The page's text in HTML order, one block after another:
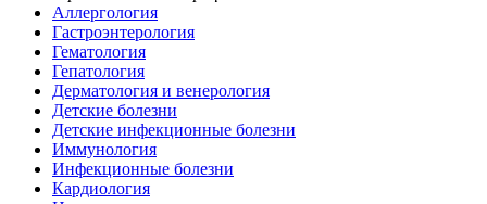
Аллергология
Гастроэнтерология
Гематология
Гепатология
Дерматология и венерология
Детские болезни
Детские инфекционные болезни
Иммунология
Инфекционные болезни
Кардиология